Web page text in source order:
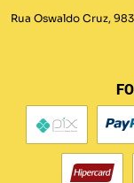
Rua Oswaldo Cruz,